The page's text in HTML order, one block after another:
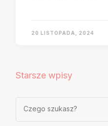
20 LISTOPADA, 2024
Nawigacja
wpisach
Starsze wpisy
Szukasz